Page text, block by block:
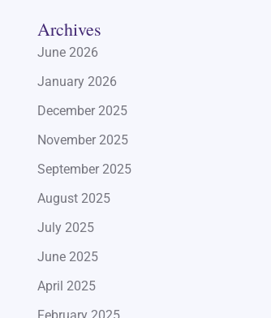
Archives
June 2026
January 2026
December 2025
November 2025
September 2025
August 2025
July 2025
June 2025
April 2025